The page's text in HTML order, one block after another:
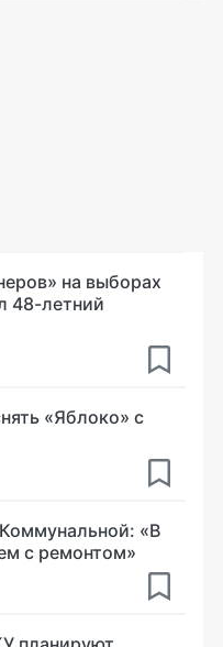
на выборах
48-летний
«Яблоко» с
«В
с ремонтом»